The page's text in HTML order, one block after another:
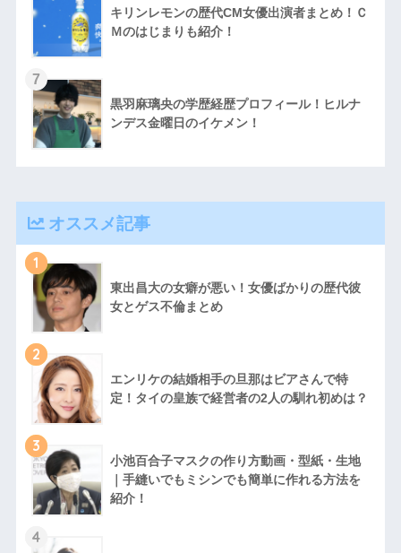
キリンレモンの歴代CM女優出演者まとめ！Ｃ
Ｍのはじまりも紹介！
黒羽麻璃央の学歴経歴プロフィール！ヒルナ
ンデス金曜日のイケメン！
オススメ記事
1
東出昌大の女癖が悪い！女優ばかりの歴代彼
女とゲス不倫まとめ
2
エンリケの結婚相手の旦那はビアさんで特
定！タイの皇族で経営者の2人の馴れ初めは？
3
小池百合子マスクの作り方動画・型紙・生地
｜手縫いでもミシンでも簡単に作れる方法を
紹介！
4